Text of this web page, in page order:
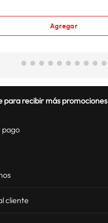
Agregar
para recibir más promociones
pago
cliente